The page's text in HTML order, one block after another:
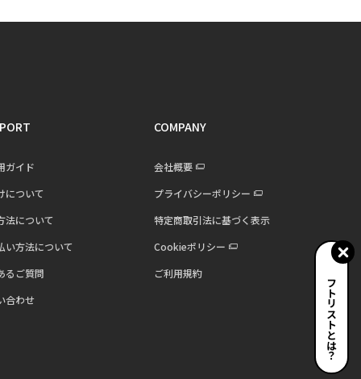
ギフトリストとは？
ガイド
について
法について
い方法について
るご質問
合わせ
COMPANY
会社概要
プライバシーポリシー
特定商取引法に基づく表示
Cookieポリシー
ご利用規約